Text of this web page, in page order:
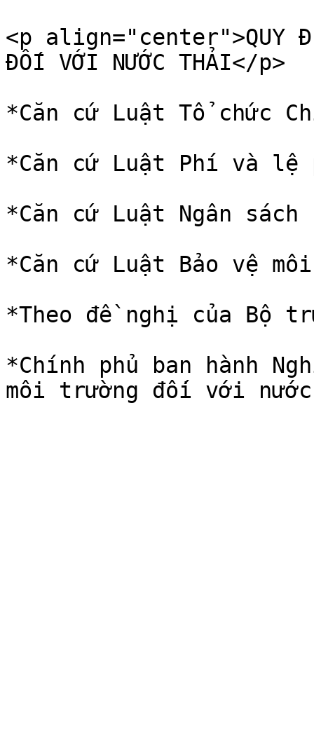
<p align="center">QUY
ĐỐI VỚI NƯỚC THẢI</p>
*Căn cứ Luật Tổ chức
*Căn cứ Luật Phí và lệ
*Căn cứ Luật Ngân sách
*Căn cứ Luật Bảo vệ
*Theo đề nghị của Bộ
*Chính phủ ban hành